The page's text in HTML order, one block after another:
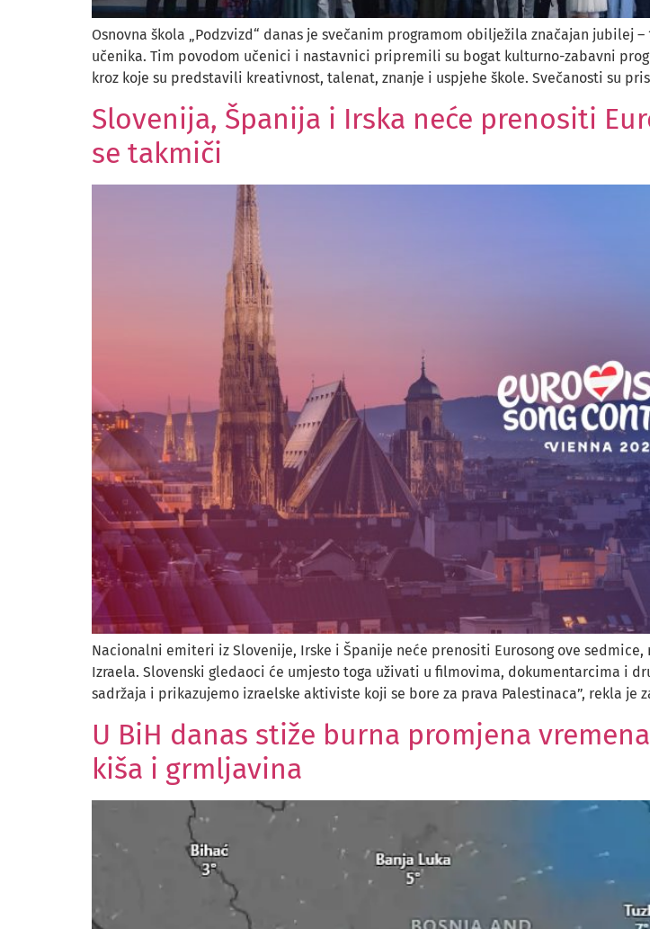
Osnovna škola „Podzvizd“ danas je svečanim programom obilježila značajan jubilej
učenika. Tim povodom učenici i nastavnici pripremili su bogat kulturno-zabavni
kroz koje su predstavili kreativnost, talenat, znanje i uspjehe škole. Svečanosti su
Slovenija, Španija i Irska neće prenositi
se takmiči
Nacionalni emiteri iz Slovenije, Irske i Španije neće prenositi Eurosong ove
Izraela. Slovenski gledaoci će umjesto toga uživati ​​u filmovima, dokumentarcima i
sadržaja i prikazujemo izraelske aktiviste koji se bore za prava Palestinaca”, rekla je
U BiH danas stiže burna promjena
kiša i grmljavina